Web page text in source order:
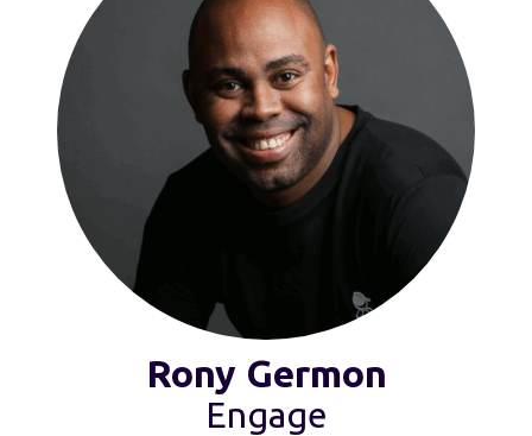
Rony Germon
Engage